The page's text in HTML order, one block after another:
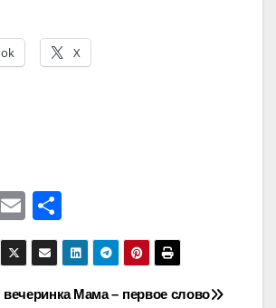
X
E
m
ail
h
ar
eМама – первое слово